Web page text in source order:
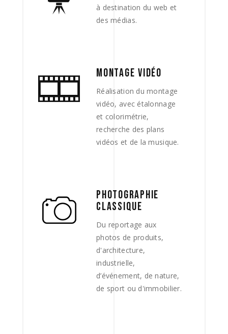
à destination du web et
des médias.
MONTAGE VIDÉO
Réalisation du montage
vidéo, avec étalonnage
et colorimétrie,
recherche des plans
vidéos et de la musique.
PHOTOGRAPHIE
CLASSIQUE
Du reportage aux
photos de produits,
d'architecture,
industrielle,
d’événement, de nature,
de sport ou d'immobilier.